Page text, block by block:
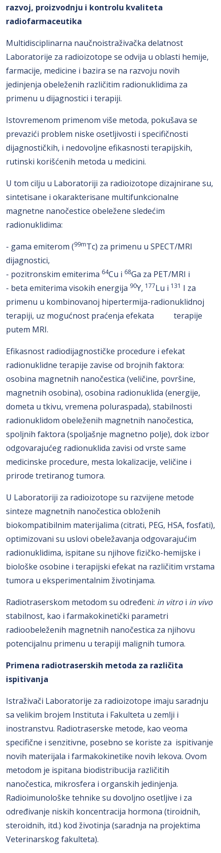
razvoj, proizvodnju i kontrolu kvaliteta
radiofarmaceutika
Multidisciplinarna naučnoistraživačka delatnost
Laboratorije za radioizotope se odvija u oblasti hemije,
farmacije, medicine i bazira se na razvoju novih
jedinjenja obeleženih različitim radionuklidima za
primenu u dijagnostici i terapiji.
Istovremenom primenom više metoda, pokušava se
prevazići problem niske osetljivosti i specifičnosti
dijagnostičkih, i nedovoljne efikasnosti terapijskih,
rutinski korišćenih metoda u medicini.
U tom cilju u Laboratoriji za radioizotope dizajnirane su,
sintetisane i okarakterisane multifunkcionalne
magnetne nanočestice obeležene sledećim
radionuklidima:
- gama emiterom (99mTc) za primenu u SPECT/MRI
dijagnostici,
- pozitronskim emiterima 64Cu i 68Ga za PET/MRI i
- beta emiterima visokih energija 90Y, 177Lu i 131 I za
primenu u kombinovanoj hipertermija-radionuklidnoj
terapiji, uz mogućnost praćenja efekata terapije
putem MRI.
Efikasnost radiodijagnostičke procedure i efekat
radionuklidne terapije zavise od brojnih faktora:
osobina magnetnih nanočestica (veličine, površine,
magnetnih osobina), osobina radionuklida (energije,
dometa u tkivu, vremena poluraspada), stabilnosti
radionuklidom obeleženih magnetnih nanočestica,
spoljnih faktora (spoljašnje magnetno polje), dok izbor
odgovarajućeg radionuklida zavisi od vrste same
medicinske procedure, mesta lokalizacije, veličine i
prirode tretiranog tumora.
U Laboratoriji za radioizotope su razvijene metode
sinteze magnetnih nanočestica obloženih
biokompatibilnim materijalima (citrati, PEG, HSA, fosfati),
optimizovani su uslovi obeležavanja odgovarajućim
radionuklidima, ispitane su njihove fizičko-hemijske i
biološke osobine i terapijski efekat na različitim vrstama
tumora u eksperimentalnim životinjama.
Radiotraserskom metodom su određeni: in vitro i in vivo
stabilnost, kao i farmakokinetički parametri
radioobeleženih magnetnih nanočestica za njihovu
potencijalnu primenu u terapiji malignih tumora.
Primena radiotraserskih metoda za različita
ispitivanja
Istraživači Laboratorije za radioizotope imaju saradnju
sa velikim brojem Instituta i Fakulteta u zemlji i
inostranstvu. Radiotraserske metode, kao veoma
specifične i senzitivne, posebno se koriste za ispitivanje
novih materijala i farmakokinetike novih lekova. Ovom
metodom je ispitana biodistribucija različitih
nanočestica, mikrosfera i organskih jedinjenja.
Radioimunološke tehnike su dovoljno osetljive i za
određivanje niskih koncentracija hormona (tiroidnih,
steroidnih, itd.) kod životinja (saradnja na projektima
Veterinarskog fakulteta).